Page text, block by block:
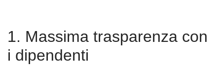
1. Massima trasparenza con
i dipendenti